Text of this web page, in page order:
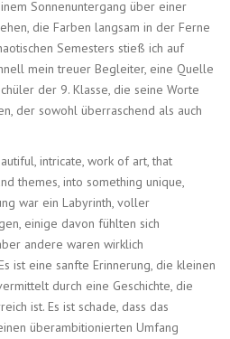
Sonnenuntergang über einer
die Farben langsam in der Ferne
Semesters stieß ich auf
mein treuer Begleiter, eine Quelle
der 9. Klasse, die seine Worte
der sowohl überraschend als auch
intricate, work of art, that
themes, into something unique,
war ein Labyrinth, voller
einige davon fühlten sich
andere waren wirklich
ist eine sanfte Erinnerung, die kleinen
durch eine Geschichte, die
ist. Es ist schade, dass das
überambitionierten Umfang